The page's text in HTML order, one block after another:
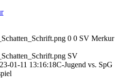
0 0 SV Merkur
SV
01-11 13:16:18C-Jugend vs. SpG